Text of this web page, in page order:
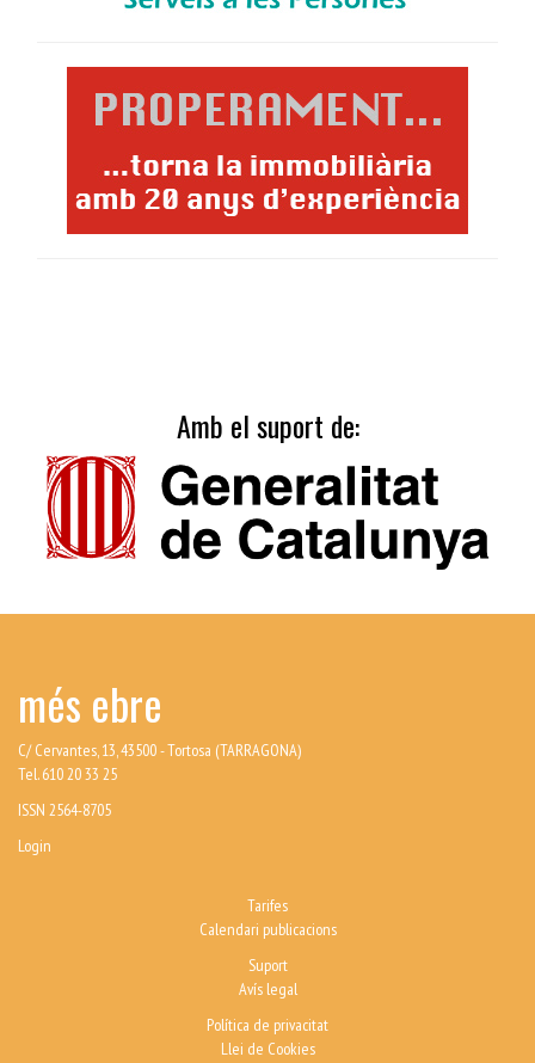
Amb el suport de:
més ebre
C/ Cervantes, 13, 43500 - Tortosa (TARRAGONA)
Tel. 610 20 33 25
ISSN 2564-8705
Login
Tarifes
Calendari publicacions
Suport
Avís legal
Política de privacitat
Llei de Cookies